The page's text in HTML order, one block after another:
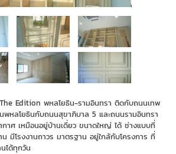
Edition พหลโยธิน-รามอินทรา ติดกับถนนเทพ
พหลโยธินกับถนนสุขาภิบาล 5 และถนนรามอินทรา
กาศ เหมือนอยู่บ้านเดี่ยว ขนาดใหญ่ ได้ ช่างแบบที่
มีโรงงานถาวร มาตรฐาน อยู่ใกล้กับโครงการ ที่
ได้ทุกวัน